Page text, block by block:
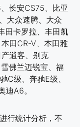
长安CS75、比亚
大众速腾、大众
田卡罗拉、丰田凯
田CR-V、本田雅
逍客、别克
佛兰迈锐宝、福
C级、奔驰E级、
迪A6。
行统计分析，不